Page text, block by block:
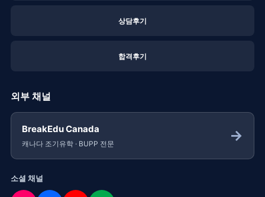
상담후기
합격후기
외부 채널
BreakEdu Canada
캐나다 조기유학 · BUPP 전문 →
소셜 채널